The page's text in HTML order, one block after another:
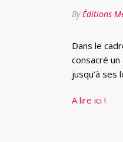
ByÉditions
Dans le
consacré
jusqu’à ses
A lire ici !